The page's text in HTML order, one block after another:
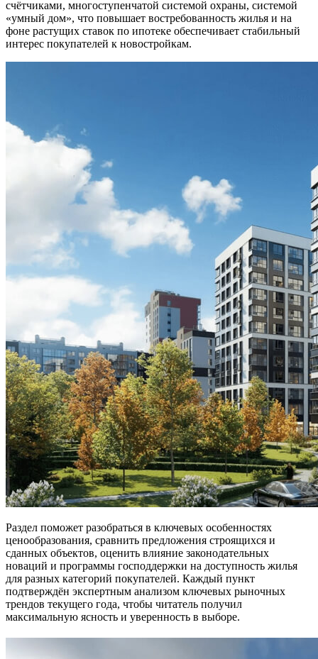
счётчиками, многоступенчатой системой охраны, системой
«умный дом», что повышает востребованность жилья и на
фоне растущих ставок по ипотеке обеспечивает стабильный
интерес покупателей к новостройкам.
Раздел поможет разобраться в ключевых особенностях
ценообразования, сравнить предложения строящихся и
сданных объектов, оценить влияние законодательных
новаций и программы господдержки на доступность жилья
для разных категорий покупателей. Каждый пункт
подтверждён экспертным анализом ключевых рыночных
трендов текущего года, чтобы читатель получил
максимальную ясность и уверенность в выборе.